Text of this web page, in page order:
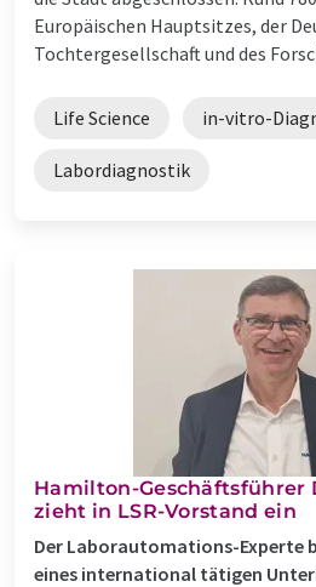
Europäischen Hauptsitzes, der
Tochtergesellschaft und des
Life Science in-vitro-
Labordiagnostik
Hamilton-Geschäftsführer
zieht in LSR-Vorstand ein
Der Laborautomations-Experte
eines international tätigen